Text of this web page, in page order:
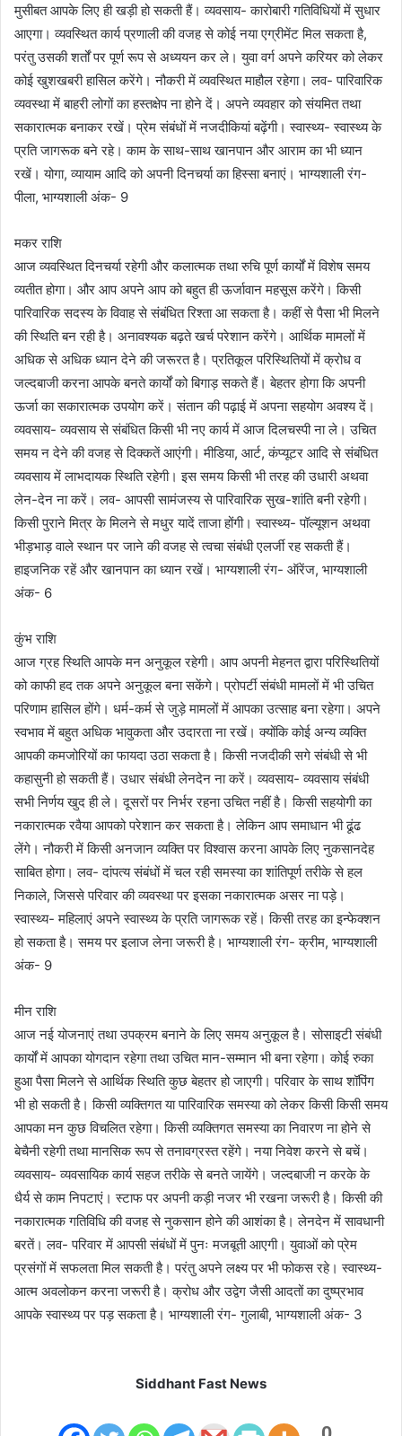
मुसीबत आपके लिए ही खड़ी हो सकती हैं। व्यवसाय- कारोबारी गतिविधियों में सुधार
आएगा। व्यवस्थित कार्य प्रणाली की वजह से कोई नया एग्रीमेंट मिल सकता है,
परंतु उसकी शर्तों पर पूर्ण रूप से अध्ययन कर ले। युवा वर्ग अपने करियर को लेकर
कोई खुशखबरी हासिल करेंगे। नौकरी में व्यवस्थित माहौल रहेगा। लव- पारिवारिक
व्यवस्था में बाहरी लोगों का हस्तक्षेप ना होने दें। अपने व्यवहार को संयमित तथा
सकारात्मक बनाकर रखें। प्रेम संबंधों में नजदीकियां बढ़ेंगी। स्वास्थ्य- स्वास्थ्य के
प्रति जागरूक बने रहे। काम के साथ-साथ खानपान और आराम का भी ध्यान
रखें। योगा, व्यायाम आदि को अपनी दिनचर्या का हिस्सा बनाएं। भाग्यशाली रंग-
पीला, भाग्यशाली अंक- 9
मकर राशि
आज व्यवस्थित दिनचर्या रहेगी और कलात्मक तथा रुचि पूर्ण कार्यों में विशेष समय
व्यतीत होगा। और आप अपने आप को बहुत ही ऊर्जावान महसूस करेंगे। किसी
पारिवारिक सदस्य के विवाह से संबंधित रिश्ता आ सकता है। कहीं से पैसा भी मिलने
की स्थिति बन रही है। अनावश्यक बढ़ते खर्च परेशान करेंगे। आर्थिक मामलों में
अधिक से अधिक ध्यान देने की जरूरत है। प्रतिकूल परिस्थितियों में क्रोध व
जल्दबाजी करना आपके बनते कार्यों को बिगाड़ सकते हैं। बेहतर होगा कि अपनी
ऊर्जा का सकारात्मक उपयोग करें। संतान की पढ़ाई में अपना सहयोग अवश्य दें।
व्यवसाय- व्यवसाय से संबंधित किसी भी नए कार्य में आज दिलचस्पी ना ले। उचित
समय न देने की वजह से दिक्कतें आएंगी। मीडिया, आर्ट, कंप्यूटर आदि से संबंधित
व्यवसाय में लाभदायक स्थिति रहेगी। इस समय किसी भी तरह की उधारी अथवा
लेन-देन ना करें। लव- आपसी सामंजस्य से पारिवारिक सुख-शांति बनी रहेगी।
किसी पुराने मित्र के मिलने से मधुर यादें ताजा होंगी। स्वास्थ्य- पॉल्यूशन अथवा
भीड़भाड़ वाले स्थान पर जाने की वजह से त्वचा संबंधी एलर्जी रह सकती हैं।
हाइजनिक रहें और खानपान का ध्यान रखें। भाग्यशाली रंग- ऑरेंज, भाग्यशाली
अंक- 6
कुंभ राशि
आज ग्रह स्थिति आपके मन अनुकूल रहेगी। आप अपनी मेहनत द्वारा परिस्थितियों
को काफी हद तक अपने अनुकूल बना सकेंगे। प्रोपर्टी संबंधी मामलों में भी उचित
परिणाम हासिल होंगे। धर्म-कर्म से जुड़े मामलों में आपका उत्साह बना रहेगा। अपने
स्वभाव में बहुत अधिक भावुकता और उदारता ना रखें। क्योंकि कोई अन्य व्यक्ति
आपकी कमजोरियों का फायदा उठा सकता है। किसी नजदीकी सगे संबंधी से भी
कहासुनी हो सकती हैं। उधार संबंधी लेनदेन ना करें। व्यवसाय- व्यवसाय संबंधी
सभी निर्णय खुद ही ले। दूसरों पर निर्भर रहना उचित नहीं है। किसी सहयोगी का
नकारात्मक रवैया आपको परेशान कर सकता है। लेकिन आप समाधान भी ढूंढ
लेंगे। नौकरी में किसी अनजान व्यक्ति पर विश्वास करना आपके लिए नुकसानदेह
साबित होगा। लव- दांपत्य संबंधों में चल रही समस्या का शांतिपूर्ण तरीके से हल
निकाले, जिससे परिवार की व्यवस्था पर इसका नकारात्मक असर ना पड़े।
स्वास्थ्य- महिलाएं अपने स्वास्थ्य के प्रति जागरूक रहें। किसी तरह का इन्फेक्शन
हो सकता है। समय पर इलाज लेना जरूरी है। भाग्यशाली रंग- क्रीम, भाग्यशाली
अंक- 9
मीन राशि
आज नई योजनाएं तथा उपक्रम बनाने के लिए समय अनुकूल है। सोसाइटी संबंधी
कार्यों में आपका योगदान रहेगा तथा उचित मान-सम्मान भी बना रहेगा। कोई रुका
हुआ पैसा मिलने से आर्थिक स्थिति कुछ बेहतर हो जाएगी। परिवार के साथ शॉपिंग
भी हो सकती है। किसी व्यक्तिगत या पारिवारिक समस्या को लेकर किसी किसी समय
आपका मन कुछ विचलित रहेगा। किसी व्यक्तिगत समस्या का निवारण ना होने से
बेचैनी रहेगी तथा मानसिक रूप से तनावग्रस्त रहेंगे। नया निवेश करने से बचें।
व्यवसाय- व्यवसायिक कार्य सहज तरीके से बनते जायेंगे। जल्दबाजी न करके के
धैर्य से काम निपटाएं। स्टाफ पर अपनी कड़ी नजर भी रखना जरूरी है। किसी की
नकारात्मक गतिविधि की वजह से नुकसान होने की आशंका है। लेनदेन में सावधानी
बरतें। लव- परिवार में आपसी संबंधों में पुनः मजबूती आएगी। युवाओं को प्रेम
प्रसंगों में सफलता मिल सकती है। परंतु अपने लक्ष्य पर भी फोकस रहे। स्वास्थ्य-
आत्म अवलोकन करना जरूरी है। क्रोध और उद्वेग जैसी आदतों का दुष्प्रभाव
आपके स्वास्थ्य पर पड़ सकता है। भाग्यशाली रंग- गुलाबी, भाग्यशाली अंक- 3
Siddhant Fast News